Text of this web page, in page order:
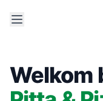
Welkom